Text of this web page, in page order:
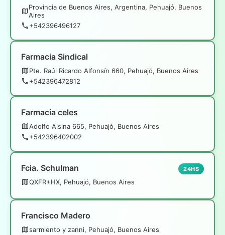
Provincia de Buenos Aires, Argentina, Pehuajó, Buenos
Aires
+542396496127
Farmacia Sindical
Pte. Raúl Ricardo Alfonsín 660, Pehuajó, Buenos Aires
+542396472812
Farmacia celes
Adolfo Alsina 665, Pehuajó, Buenos Aires
+542396402002
Fcia. Schulman
QXFR+HX, Pehuajó, Buenos Aires
24HS
Francisco Madero
sarmiento y zanni, Pehuajó, Buenos Aires